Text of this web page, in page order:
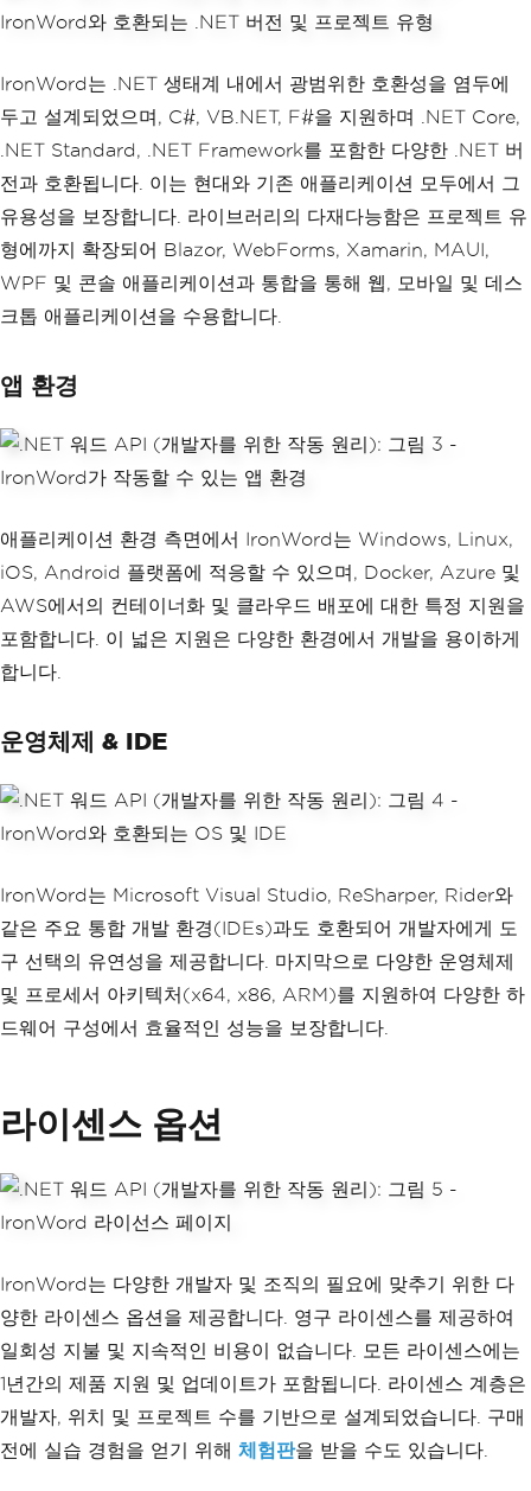
IronWord는 .NET 생태계 내에서 광범위한 호환성을 염두에
두고 설계되었으며, C#, VB.NET, F#을 지원하며 .NET Core,
.NET Standard, .NET Framework를 포함한 다양한 .NET 버
전과 호환됩니다. 이는 현대와 기존 애플리케이션 모두에서 그
유용성을 보장합니다. 라이브러리의 다재다능함은 프로젝트 유
형에까지 확장되어 Blazor, WebForms, Xamarin, MAUI,
WPF 및 콘솔 애플리케이션과 통합을 통해 웹, 모바일 및 데스
크톱 애플리케이션을 수용합니다.
앱 환경
애플리케이션 환경 측면에서 IronWord는 Windows, Linux,
iOS, Android 플랫폼에 적응할 수 있으며, Docker, Azure 및
AWS에서의 컨테이너화 및 클라우드 배포에 대한 특정 지원을
포함합니다. 이 넓은 지원은 다양한 환경에서 개발을 용이하게
합니다.
운영체제 & IDE
IronWord는 Microsoft Visual Studio, ReSharper, Rider와
같은 주요 통합 개발 환경(IDEs)과도 호환되어 개발자에게 도
구 선택의 유연성을 제공합니다. 마지막으로 다양한 운영체제
및 프로세서 아키텍처(x64, x86, ARM)를 지원하여 다양한 하
드웨어 구성에서 효율적인 성능을 보장합니다.
라이센스 옵션
IronWord는 다양한 개발자 및 조직의 필요에 맞추기 위한 다
양한 라이센스 옵션을 제공합니다. 영구 라이센스를 제공하여
일회성 지불 및 지속적인 비용이 없습니다. 모든 라이센스에는
1년간의 제품 지원 및 업데이트가 포함됩니다. 라이센스 계층은
개발자, 위치 및 프로젝트 수를 기반으로 설계되었습니다. 구매
전에 실습 경험을 얻기 위해 체험판을 받을 수도 있습니다.